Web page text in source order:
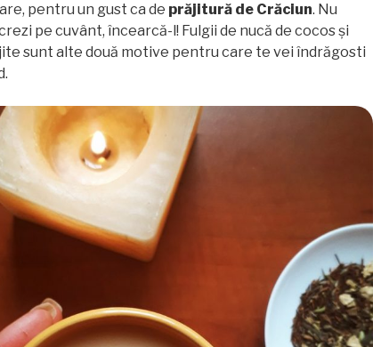
pentru un gust ca de prăjitură de Crăciun. Nu
pe cuvânt, încearcă-l! Fulgii de nucă de cocos și
sunt alte două motive pentru care te vei îndrăgosti